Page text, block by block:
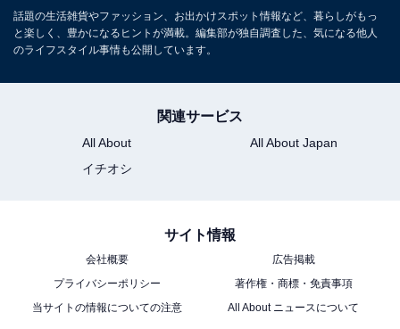
3010s 3枚刃 水洗い/お風呂剃り可
Amazonで見る
話題の生活雑貨やファッション、お出かけスポット情報など、暮らしがもっ
と楽しく、豊かになるヒントが満載。編集部が独自調査した、気になる他人
のライフスタイル事情も公開しています。
関連サービス
All About
All About Japan
イチオシ
サイト情報
会社概要
広告掲載
プライバシーポリシー
著作権・商標・免責事項
当サイトの情報についての注意
All About ニュースについて